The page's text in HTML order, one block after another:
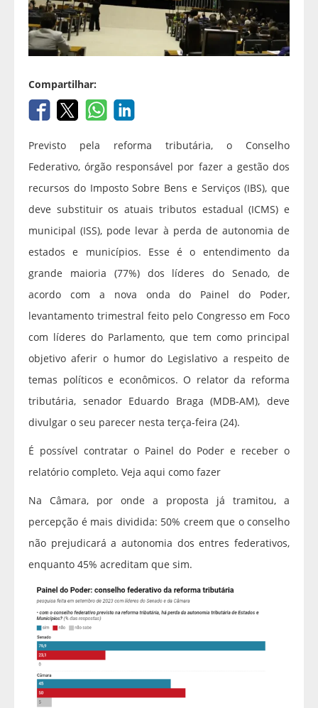
Compartilhar:
Previsto pela reforma tributária, o Conselho
Federativo, órgão responsável por fazer a gestão dos
recursos do Imposto Sobre Bens e Serviços (IBS), que
deve substituir os atuais tributos estadual (ICMS) e
municipal (ISS), pode levar à perda de autonomia de
estados e municípios. Esse é o entendimento da
grande maioria (77%) dos líderes do Senado, de
acordo com a nova onda do Painel do Poder,
levantamento trimestral feito pelo Congresso em Foco
com líderes do Parlamento, que tem como principal
objetivo aferir o humor do Legislativo a respeito de
temas políticos e econômicos. O relator da reforma
tributária, senador Eduardo Braga (MDB-AM), deve
divulgar o seu parecer nesta terça-feira (24).
É possível contratar o Painel do Poder e receber o
relatório completo. Veja aqui como fazer
Na Câmara, por onde a proposta já tramitou, a
percepção é mais dividida: 50% creem que o conselho
não prejudicará a autonomia dos entres federativos,
enquanto 45% acreditam que sim.